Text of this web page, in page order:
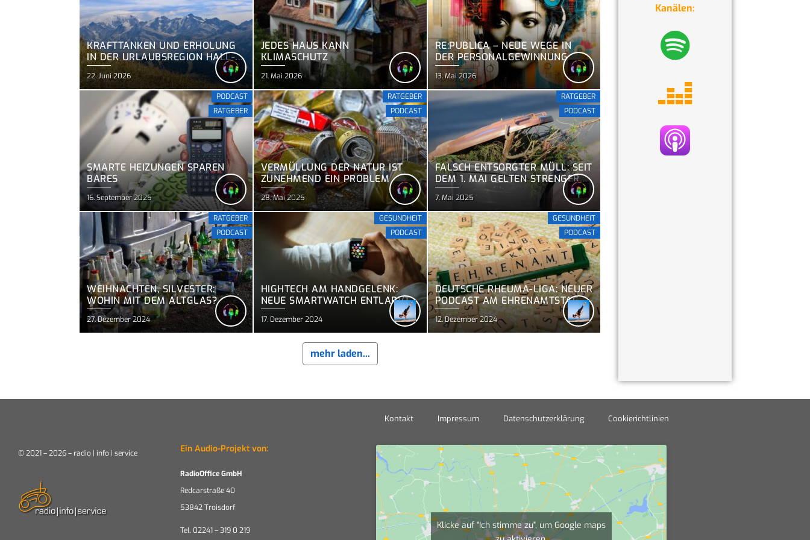
KRAFTTANKEN UND ERHOLUNG
IN DER URLAUBSREGION HALL-
WATTENS IM HERZEN DER
TIROLER ALPEN
22. Juni 2026
JEDES HAUS KANN
KLIMASCHUTZ
21. Mai 2026
RE:PUBLICA – NEUE WEGE IN
DER PERSONALGEWINNUNG
13. Mai 2026
PODCAST
RATGEBER
SMARTE HEIZUNGEN SPAREN
BARES
16. September 2025
RATGEBER
PODCAST
VERMÜLLUNG DER NATUR IST
ZUNEHMEND EIN PROBLEM
28. Mai 2025
RATGEBER
PODCAST
FALSCH ENTSORGTER MÜLL: SEIT
DEM 1. MAI GELTEN STRENGERE
REGELN FÜR DIE BIOTONNE
7. Mai 2025
RATGEBER
PODCAST
WEIHNACHTEN, SILVESTER:
WOHIN MIT DEM ALTGLAS?
27. Dezember 2024
GESUNDHEIT
PODCAST
HIGHTECH AM HANDGELENK:
NEUE SMARTWATCH ENTLARVT
BLUTHOCHDRUCK
17. Dezember 2024
GESUNDHEIT
PODCAST
DEUTSCHE RHEUMA-LIGA: NEUER
PODCAST AM EHRENAMTSTAG
12. Dezember 2024
mehr laden...
Kanälen:
Kontakt Impressum Datenschutzerklärung Cookierichtlinien
© 2021 – 2026 – radio | info | service Ein Audio-Projekt von:
RadioOffice GmbH
Redcarstraße 40
53842 Troisdorf
Tel. 02241 – 319 0 219
Klicke auf "Ich stimme zu", um Google maps